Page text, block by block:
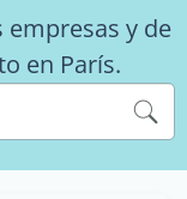
empresas y de
en París.